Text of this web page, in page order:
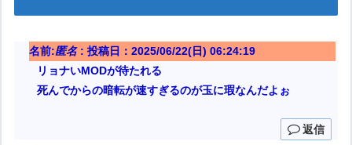
名前:匿名: 投稿日：2025/06/22(日) 06:24:19
リョナいMODが待たれる
死んでからの暗転が速すぎるのが玉に瑕なんだよぉ
返信